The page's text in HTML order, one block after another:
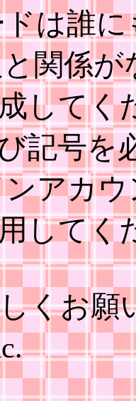
は誰
関係
してく
記号を
アカ
してく
くお願